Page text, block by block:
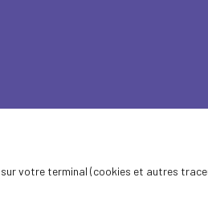
votre terminal (cookies et autres